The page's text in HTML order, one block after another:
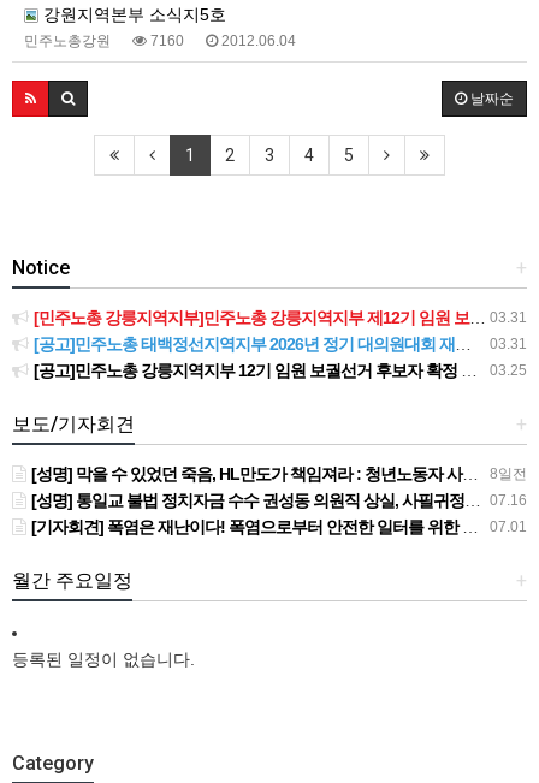
강원지역본부 소식지5호
민주노총강원 7160 2012.06.04
날짜순
1 2 3 4 5
+
Notice
03.31
[민주노총 강릉지역지부]민주노총 강릉지역지부 제12기 임원 보궐선거결과 공고
03.31
[공고]민주노총 태백정선지역지부 2026년 정기 대의원대회 재소집 건
03.25
[공고]민주노총 강릉지역지부 12기 임원 보궐선거 후보자 확정 공고
+
보도/기자회견
8일전
[성명] 막을 수 있었던 죽음, HL만도가 책임져라 : 청년노동자 사망사고의 철저한 진상규명과 재발방지 대책 마련하라
07.16
[성명] 통일교 불법 정치자금 수수 권성동 의원직 상실, 사필귀정이다
07.01
[기자회견] 폭염은 재난이다! 폭염으로부터 안전한 일터를 위한 민주노총 강원지역본부 폭염감시단 선포 기자회견
+
월간 주요일정
등록된 일정이 없습니다.
Category